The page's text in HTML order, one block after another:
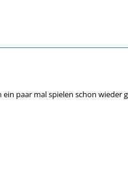
paar mal spielen schon wieder